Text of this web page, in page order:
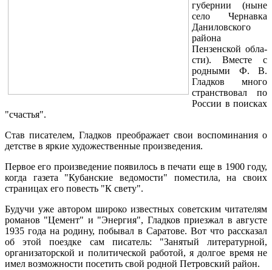
губернии (ныне
село Чернавка
Даниловского
района
Пензенской обла­
сти). Вместе с
родными Ф. В.
Гладков много
странство­вал по
России в поисках
"счастья".
Став писателем, Гладков преображает свои воспоми­нания о
детстве в яркие художественные произведения.
Первое его произведение появилось в печати еще в 1900 году,
когда газета "Кубанские ведомости" помести­ла, на своих
страницах его повесть "К свету".
Будучи уже автором широко известных советским чи­тателям
романов "Цемент" и "Энергия", Гладков приез­жал в августе
1935 года на родину, побывал в Саратове. Вот что рассказал
об этой поездке сам писатель: "Занятый литературной,
организаторской и политической рабо­той, я долгое время не
имел возможности посетить свой родной Петровский район.